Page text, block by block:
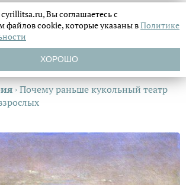
›Почему раньше кукольный театр
Вы соглашаетесь с
файловcookie, которые указаны вПолитике
ХОРОШО